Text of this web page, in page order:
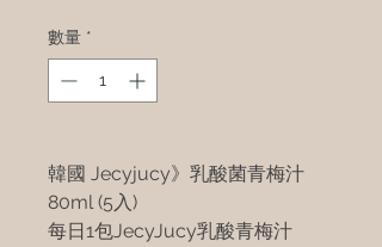
數量 *
韓國 Jecyjucy》乳酸菌青梅汁
80ml (5入)
每日1包JecyJucy乳酸青梅汁